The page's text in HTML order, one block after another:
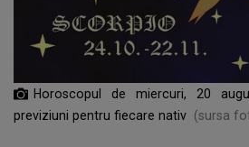
Horoscopul de miercuri, 20
previziuni pentru fiecare nativ (sursa